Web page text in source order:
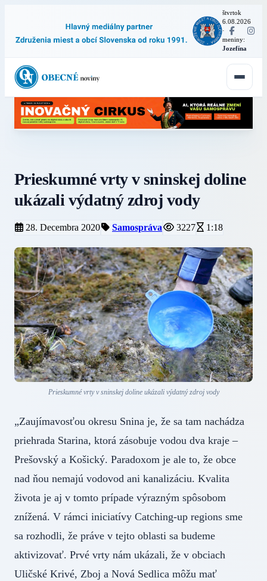
štvrtok
6.08.2026
·
meniny:
Jozefína
Prieskumné vrty v sninskej doline
ukázali výdatný zdroj vody
28. Decembra 2020 Samospráva 3227 1:18
Prieskumné vrty v sninskej doline ukázali výdatný zdroj vody
„Zaujímavosťou okresu Snina je, že sa tam nachádza
priehrada Starina, ktorá zásobuje vodou dva kraje –
Prešovský a Košický. Paradoxom je ale to, že obce
nad ňou nemajú vodovod ani kanalizáciu. Kvalita
života je aj v tomto prípade výrazným spôsobom
znížená. V rámci iniciatívy Catching-up regions sme
sa rozhodli, že práve v tejto oblasti sa budeme
aktivizovať. Prvé vrty nám ukázali, že v obciach
Uličské Krivé, Zboj a Nová Sedlica môžu mať